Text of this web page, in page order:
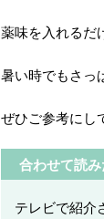
薬味を入れるだ
暑い時でもさっ
ぜひご参考にし
合わせて読
テレビで紹介